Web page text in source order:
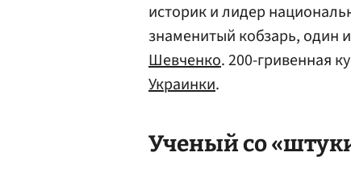
историк и лидер
знаменитый кобзарь, один
Шевченко. 200-гривенная
Украинки.
Ученый со